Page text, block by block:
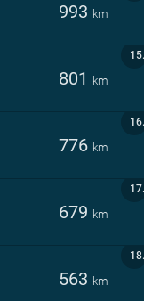
993 km
15.
801 km
16.
776 km
17.
679 km
18.
563 km